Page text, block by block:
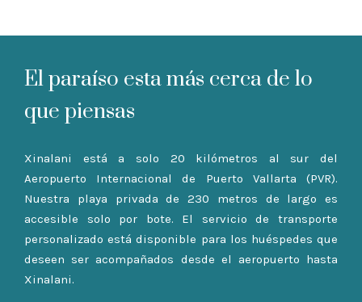
El paraíso esta más cerca de lo
que piensas
Xinalani está a solo 20 kilómetros al sur del
Aeropuerto Internacional de Puerto Vallarta (PVR).
Nuestra playa privada de 230 metros de largo es
accesible solo por bote. El servicio de transporte
personalizado está disponible para los huéspedes que
deseen ser acompañados desde el aeropuerto hasta
Xinalani.